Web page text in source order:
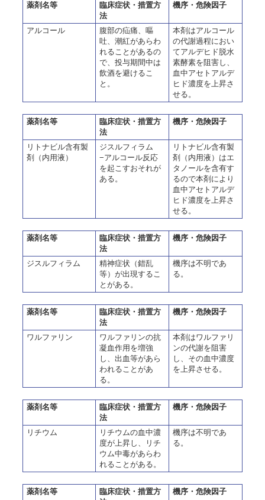
薬剤名等
臨床症状・措置方
法
機序・危険因子
アルコール
腹部の疝痛、嘔
吐、潮紅があらわ
れることがあるの
で、投与期間中は
飲酒を避けるこ
と。
本剤はアルコール
の代謝過程におい
てアルデヒド脱水
素酵素を阻害し、
血中アセトアルデ
ヒド濃度を上昇さ
せる。
薬剤名等
臨床症状・措置方
法
機序・危険因子
リトナビル含有製
剤（内用液）
ジスルフィラム
−アルコール反応
を起こすおそれが
ある。
リトナビル含有製
剤（内用液）はエ
タノールを含有す
るので本剤により
血中アセトアルデ
ヒド濃度を上昇さ
せる。
薬剤名等
臨床症状・措置方
法
機序・危険因子
ジスルフィラム
精神症状（錯乱
等）が出現するこ
とがある。
機序は不明であ
る。
薬剤名等
臨床症状・措置方
法
機序・危険因子
ワルファリン
ワルファリンの抗
凝血作用を増強
し、出血等があら
われることがあ
る。
本剤はワルファリ
ンの代謝を阻害
し、その血中濃度
を上昇させる。
薬剤名等
臨床症状・措置方
法
機序・危険因子
リチウム
リチウムの血中濃
度が上昇し、リチ
ウム中毒があらわ
れることがある。
機序は不明であ
る。
薬剤名等
臨床症状・措置方
機序・危険因子